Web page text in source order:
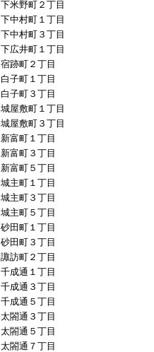
下米野町２丁目
下中村町１丁目
下中村町３丁目
下広井町１丁目
宿跡町２丁目
白子町１丁目
白子町３丁目
城屋敷町１丁目
城屋敷町３丁目
新富町１丁目
新富町３丁目
新富町５丁目
城主町１丁目
城主町３丁目
城主町５丁目
砂田町１丁目
砂田町３丁目
諏訪町２丁目
千成通１丁目
千成通３丁目
千成通５丁目
太閤通３丁目
太閤通５丁目
太閤通７丁目